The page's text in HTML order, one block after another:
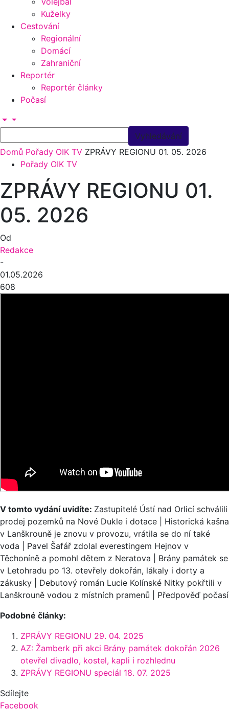
Kuželky
Cestování
Regionální
Domácí
Zahraniční
Reportér
Reportér články
Počasí
Domů Pořady OIK TV ZPRÁVY REGIONU 01. 05. 2026
Pořady OIK TV
ZPRÁVY REGIONU 01.
05. 2026
Od
Redakce
-
01.05.2026
608
V tomto vydání uvidíte: Zastupitelé Ústí nad Orlicí schválili
prodej pozemků na Nové Dukle i dotace | Historická kašna
v Lanškrouně je znovu v provozu, vrátila se do ní také
voda | Pavel Šafář zdolal everestingem Hejnov v
Těchoníně a pomohl dětem z Neratova | Brány památek se
v Letohradu po 13. otevřely dokořán, lákaly i dorty a
zákusky | Debutový román Lucie Kolínské Nitky pokřtili v
Lanškrouně vodou z místních pramenů | Předpověď počasí
Podobné články:
ZPRÁVY REGIONU 29. 04. 2025
AZ: Žamberk při akci Brány památek dokořán 2026
otevřel divadlo, kostel, kapli i rozhlednu
ZPRÁVY REGIONU speciál 18. 07. 2025
Sdílejte
Facebook